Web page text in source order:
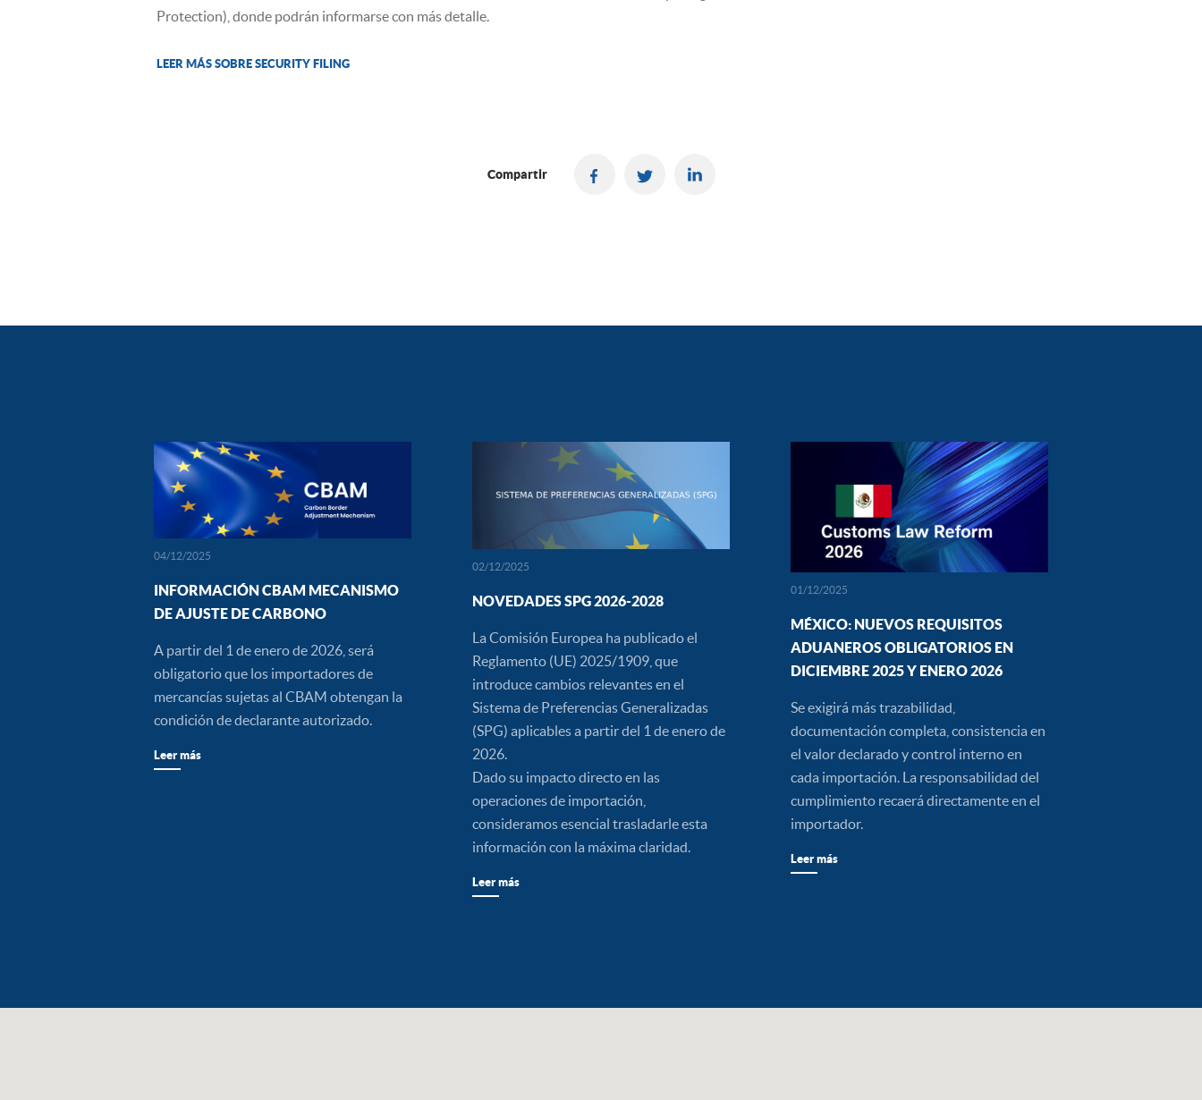
Protection), donde podrán informarse con más detalle.
LEER MÁS SOBRE SECURITY FILING
Compartir
04/12/2025
INFORMACIÓN CBAM MECANISMO
DE AJUSTE DE CARBONO
A partir del 1 de enero de 2026, será
obligatorio que los importadores de
mercancías sujetas al CBAM obtengan la
condición de declarante autorizado.
Leer más
02/12/2025
NOVEDADES SPG 2026-2028
La Comisión Europea ha publicado el
Reglamento (UE) 2025/1909, que
introduce cambios relevantes en el
Sistema de Preferencias Generalizadas
(SPG) aplicables a partir del 1 de enero de
2026.
Dado su impacto directo en las
operaciones de importación,
consideramos esencial trasladarle esta
información con la máxima claridad.
Leer más
01/12/2025
MÉXICO: NUEVOS REQUISITOS
ADUANEROS OBLIGATORIOS EN
DICIEMBRE 2025 Y ENERO 2026
Se exigirá más trazabilidad,
documentación completa, consistencia en
el valor declarado y control interno en
cada importación. La responsabilidad del
cumplimiento recaerá directamente en el
importador.
Leer más